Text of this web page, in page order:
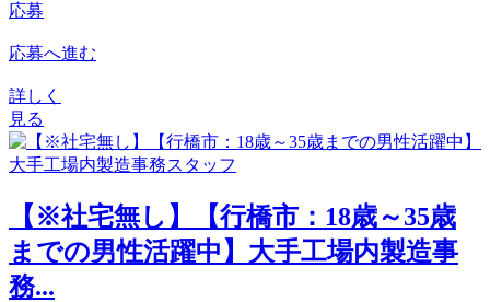
応募
応募へ進む
詳しく
見る
【※社宅無し】【行橋市：18歳～35歳
までの男性活躍中】大手工場内製造事
務...